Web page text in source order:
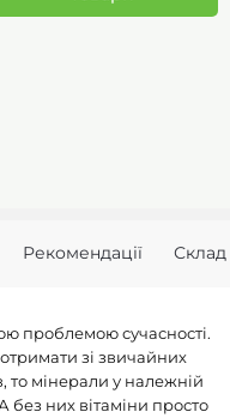
Рекомендації Склад
проблемою сучасності.
зі звичайних
то мінерали у належній
без них вітаміни просто